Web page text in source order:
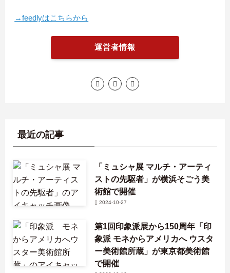
→feedlyはこちらから
運営者情報
最近の記事
「ミュシャ展 マルチ・アーティ
ストの先駆者」が横浜そごう美
術館で開催
2024-10-27
第1回印象派展から150周年「印
象派 モネからアメリカへ ウスタ
ー美術館所蔵」が東京都美術館
で開催